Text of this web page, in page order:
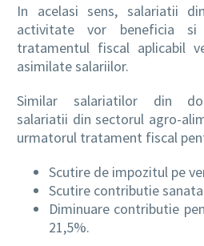
In acelasi sens, salariatii
activitate vor beneficia
tratamentul fiscal aplicabil
asimilate salariilor.
Similar salariatilor din
salariatii din sectorul agro-
urmatorul tratament fiscal
Scutire de impozitul pe
Scutire contributie
Diminuare contributie
21,5%.